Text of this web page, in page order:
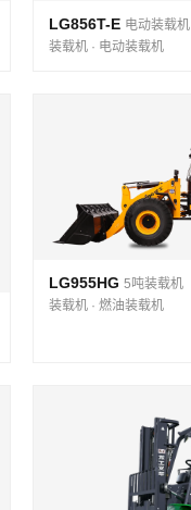
LG856T-E 电动装载机
装载机 · 电动装载机
LG955HG 5吨装载机
装载机 · 燃油装载机